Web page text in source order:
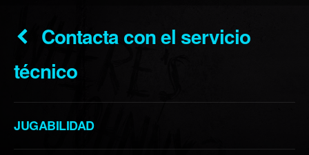
Contacta con el servicio
técnico
JUGABILIDAD